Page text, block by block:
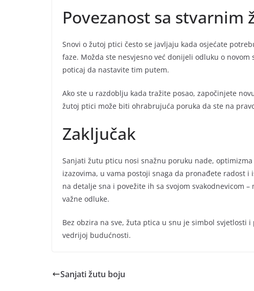
Povezanost sa stvarnim
Snovi o žutoj ptici često se javljaju kada osjećate
faze. Možda ste nesvjesno već donijeli odluku o
poticaj da nastavite tim putem.
Ako ste u razdoblju kada tražite posao, započinjete
žutoj ptici može biti ohrabrujuća poruka da ste na
Zaključak
Sanjati žutu pticu nosi snažnu poruku nade,
izazovima, u vama postoji snaga da pronađete radost
na detalje sna i povežite ih sa svojom svakodnevicom
važne odluke.
Bez obzira na sve, žuta ptica u snu je simbol
vedrijoj budućnosti.
Sanjati žutu boju